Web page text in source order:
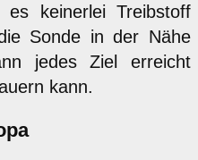
es keinerlei Treibstoff
Sonde in der Nähe
jedes Ziel erreicht
kann.